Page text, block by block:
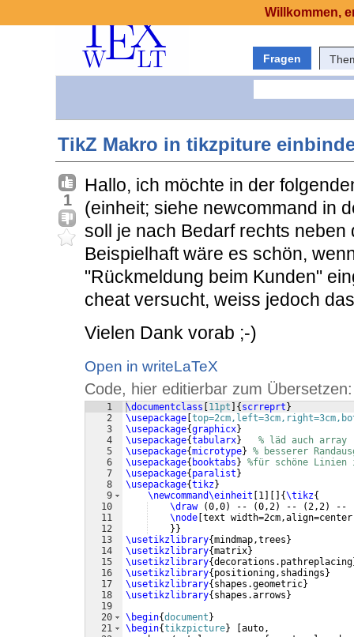
Fragen
TikZ Makro in tikzpiture
1
Hallo, ich möchte in der
(einheit; siehe newcommand in
soll je nach Bedarf rechts
Beispielhaft wäre es schön,
"Rückmeldung beim Kunden"
cheat versucht, weiss jedoch
Vielen Dank vorab ;-)
Open in writeLaTeX
Code, hier editierbar zum Übersetzen:
1
2
3
4
5
6
7
8
9
10
11
12
13
14
15
16
17
18
19
20
21
\documentclass 11pt { scrreprt }
\usepackage
\usepackage{graphicx}
\usepackage{tabularx}
% läd auch array
\usepackage{microtype} % besserer
\usepackage{ booktabs } %für schöne Linien
\usepackage{ paralist }
\usepackage{tikz}
\newcommand\einheit
1 {\tikz{
\draw
(0,0) -- (0,2) -- (2,2) --
\node text width=2cm,align=center
}}
\usetikzlibrary{mindmap,trees }
\usetikzlibrary{matrix}
\usetikzlibrary{decorations.pathreplacing
\usetikzlibrary{ positioning,shadings }
\usetikzlibrary{ shapes.geometric}
\usetikzlibrary{ shapes.arrows }
\begin{document }
\begin{tikzpicture}
auto,
Willkommen,